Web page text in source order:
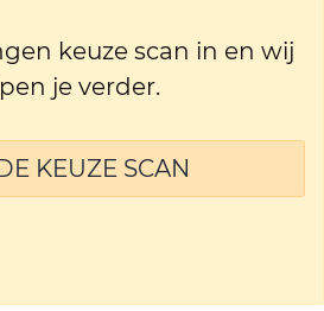
keuze scan in en wij
je verder.
KEUZE SCAN